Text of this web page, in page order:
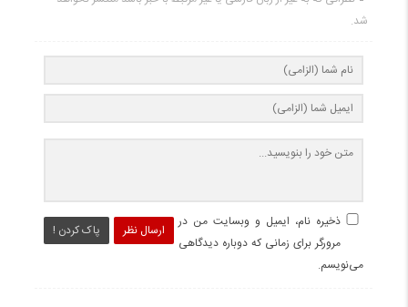
شد.
ارسال نظر پاک کردن !
ذخیره نام، ایمیل و وبسایت من در
مرورگر برای زمانی که دوباره دیدگاهی
می‌نویسم.